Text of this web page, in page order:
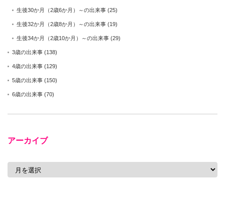
生後30か月（2歳6か月）～の出来事 (25)
生後32か月（2歳8か月）～の出来事 (19)
生後34か月（2歳10か月）～の出来事 (29)
3歳の出来事 (138)
4歳の出来事 (129)
5歳の出来事 (150)
6歳の出来事 (70)
アーカイブ
ア